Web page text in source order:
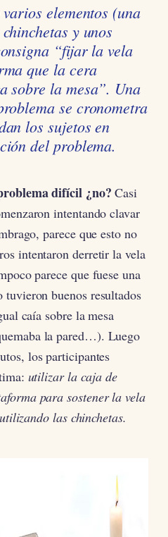
elementos (una
y unos
“fijar la vela
que la cera
sobre la mesa”. Una
se cronometra
los sujetos en
del problema.
difícil ¿no? Casi
intentando clavar
parece que esto no
intentaron derretir la vela
parece que fuese una
tuvieron buenos resultados
caía sobre la mesa
la pared…). Luego
los participantes
utilizar la caja de
para sostener la vela
las chinchetas.